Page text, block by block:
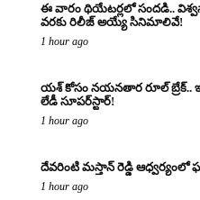
ఈ వారం థియేటర్లలో సందడి..
వరకు రిలీజ్ అయ్యే సినిమాలివే!
1 hour ago
యశ్ కోసం నయనతార రూల్ బ్రేక్..
లేడీ సూపర్‌స్టార్!
1 hour ago
దేవరింటి మస్తాన్ రెడ్డి
1 hour ago